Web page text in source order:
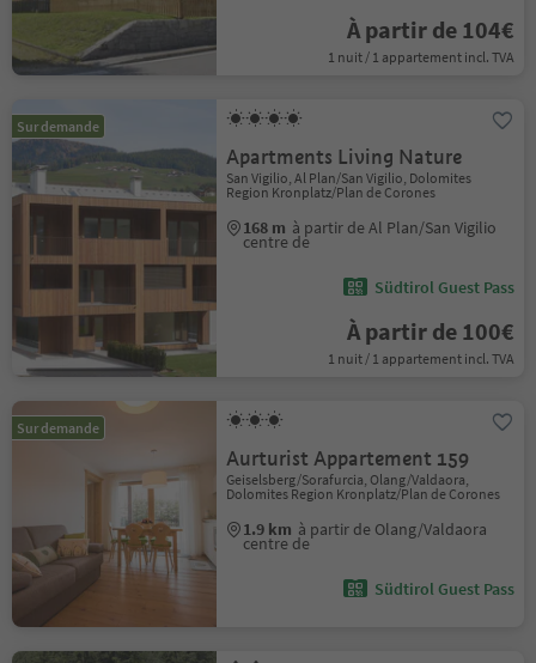
À partir de 104€
1 nuit / 1 appartement incl. TVA
Sur demande
Apartments Living Nature
San Vigilio, Al Plan/San Vigilio, Dolomites
Region Kronplatz/Plan de Corones
168 m à partir de Al Plan/San Vigilio
centre de
Südtirol Guest Pass
À partir de 100€
1 nuit / 1 appartement incl. TVA
Sur demande
Aurturist Appartement 159
Geiselsberg/Sorafurcia, Olang/Valdaora,
Dolomites Region Kronplatz/Plan de Corones
1.9 km à partir de Olang/Valdaora
centre de
Südtirol Guest Pass